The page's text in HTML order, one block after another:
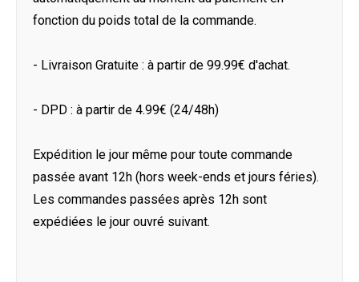
fonction du poids total de la commande.
- Livraison Gratuite : à partir de 99.99€ d'achat.
- DPD : à partir de 4.99€ (24/48h)
Expédition le jour même pour toute commande
passée avant 12h (hors week-ends et jours féries).
Les commandes passées après 12h sont
expédiées le jour ouvré suivant.